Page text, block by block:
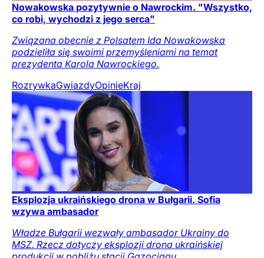
Nowakowska pozytywnie o Nawrockim. "Wszystko,
co robi, wychodzi z jego serca"
Związana obecnie z Polsatem Ida Nowakowska
podzieliła się swoimi przemyśleniami na temat
prezydenta Karola Nawrockiego.
RozrywkaGwiazdyOpinieKraj
Eksplozja ukraińskiego drona w Bułgarii. Sofia
wzywa ambasador
Władze Bułgarii wezwały ambasador Ukrainy do
MSZ. Rzecz dotyczy eksplozji drona ukraińskiej